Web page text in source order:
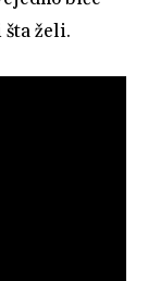
želi.